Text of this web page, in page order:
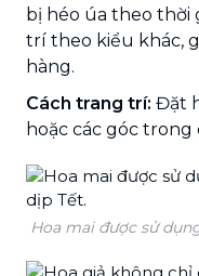
bị héo úa theo thời
trí theo kiểu khác,
hàng.
Cách trang trí: Đặt
hoặc các góc trong
Hoa mai được sử